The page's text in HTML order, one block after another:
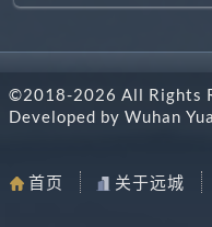
东北制
©2018-2026 All Rights
Developed by Wuhan
首页 关于远城